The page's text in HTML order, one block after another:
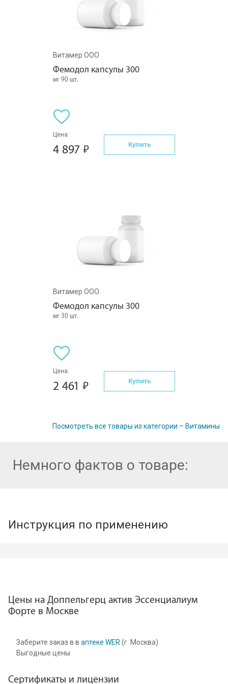
Витамер ООО
Фемодол капсулы 300
мг 90 шт.
Цена:
4 897 Купить
Витамер ООО
Фемодол капсулы 300
мг 30 шт.
Цена:
2 461 Купить
Посмотреть все товары из категории – Витамины
Немного фактов о товаре:
Инструкция по применению
Цены на Доппельгерц актив Эссенциалиум
Форте в Москве
Заберите заказ в в аптеке WER (г. Москва)
Выгодные цены
Сертификаты и лицензии